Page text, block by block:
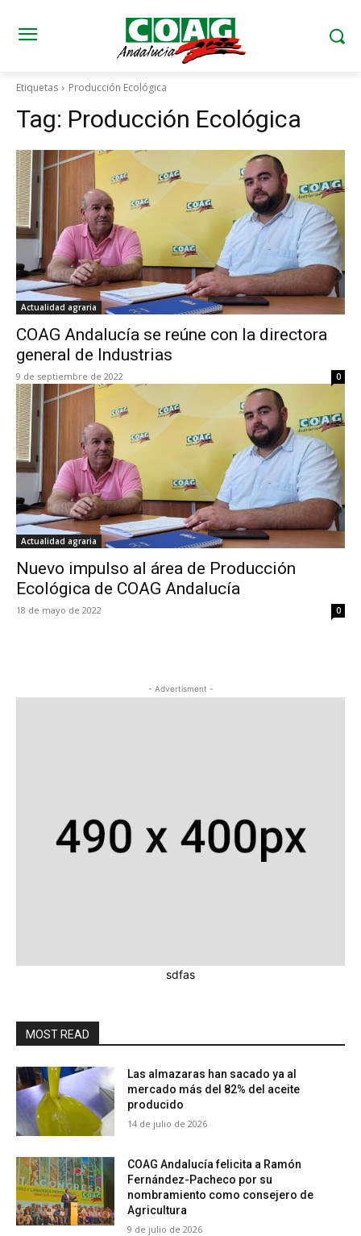
Etiquetas Producción Ecológica
Tag: Producción Ecológica
Actualidad agraria
COAG Andalucía se reúne con la directora
general de Industrias
9 de septiembre de 2022 0
Actualidad agraria
Nuevo impulso al área de Producción
Ecológica de COAG Andalucía
18 de mayo de 2022 0
- Advertisment -
sdfas
MOST READ
Las almazaras han sacado ya al
mercado más del 82% del aceite
producido
14 de julio de 2026
COAG Andalucía felicita a Ramón
Fernández-Pacheco por su
nombramiento como consejero de
Agricultura
9 de julio de 2026